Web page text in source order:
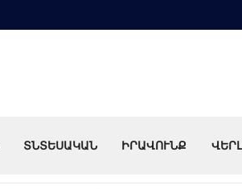
ՏՆՏԵՍԱԿԱՆ ԻՐԱՎՈՒՆՔ